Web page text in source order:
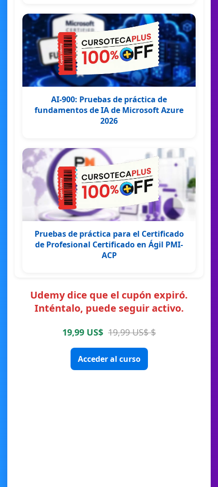
AI-900: Pruebas de práctica de
fundamentos de IA de Microsoft Azure
2026
Pruebas de práctica para el Certificado
de Profesional Certificado en Ágil PMI-
ACP
Udemy dice que el cupón expiró.
Inténtalo, puede seguir activo.
19,99 US$ 19,99 US$ $
Acceder al curso